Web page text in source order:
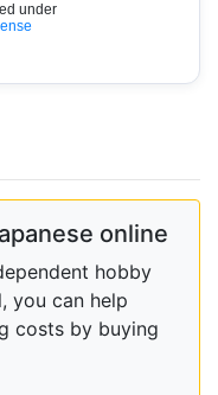
under
online
hobby
you can help
costs by buying